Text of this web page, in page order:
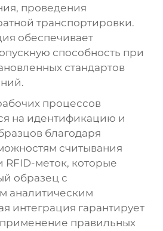
проведения
транспортировки.
обеспечивает
способность при
стандартов
процессов
на идентификацию и
благодаря
считывания
меток, которые
образец с
аналитическим
интеграция гарантирует
правильных